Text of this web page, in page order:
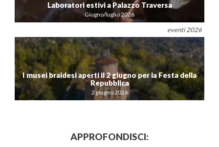
Laboratori estivi a Palazzo Traversa
Giugno/luglio 2026
eventi 2026
I musei braidesi aperti il 2 giugno per la Festa della
Repubblica
2 giugno 2026
APPROFONDISCI: